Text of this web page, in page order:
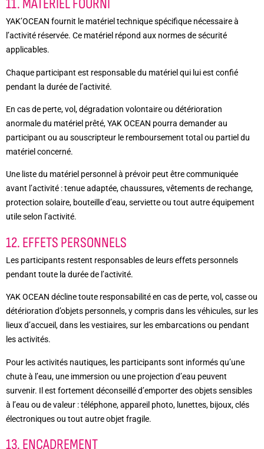
11. MATÉRIEL FOURNI
YAK’OCEAN fournit le matériel technique spécifique nécessaire à
l’activité réservée. Ce matériel répond aux normes de sécurité
applicables.
Chaque participant est responsable du matériel qui lui est confié
pendant la durée de l’activité.
En cas de perte, vol, dégradation volontaire ou détérioration
anormale du matériel prêté, YAK OCEAN pourra demander au
participant ou au souscripteur le remboursement total ou partiel du
matériel concerné.
Une liste du matériel personnel à prévoir peut être communiquée
avant l’activité : tenue adaptée, chaussures, vêtements de rechange,
protection solaire, bouteille d’eau, serviette ou tout autre équipement
utile selon l’activité.
12. EFFETS PERSONNELS
Les participants restent responsables de leurs effets personnels
pendant toute la durée de l’activité.
YAK OCEAN décline toute responsabilité en cas de perte, vol, casse ou
détérioration d’objets personnels, y compris dans les véhicules, sur les
lieux d’accueil, dans les vestiaires, sur les embarcations ou pendant
les activités.
Pour les activités nautiques, les participants sont informés qu’une
chute à l’eau, une immersion ou une projection d’eau peuvent
survenir. Il est fortement déconseillé d’emporter des objets sensibles
à l’eau ou de valeur : téléphone, appareil photo, lunettes, bijoux, clés
électroniques ou tout autre objet fragile.
13. ENCADREMENT